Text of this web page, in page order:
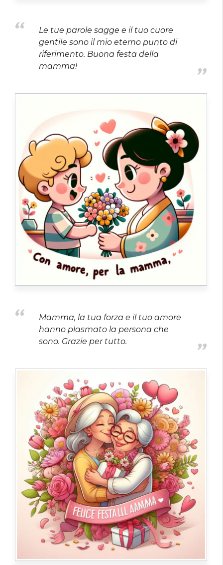
Le tue parole sagge e il tuo cuore
gentile sono il mio eterno punto di
riferimento. Buona festa della
mamma!
Mamma, la tua forza e il tuo amore
hanno plasmato la persona che
sono. Grazie per tutto.